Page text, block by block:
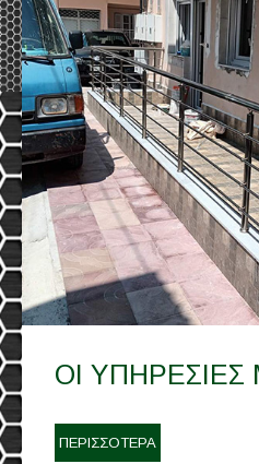
ΟΙ ΥΠΗΡΕΣΙΕΣ
ΠΕΡΙΣΣΟΤΕΡΑ